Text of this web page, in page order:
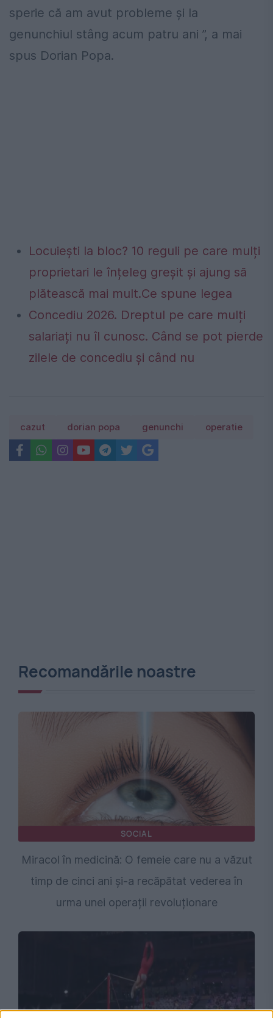
sperie că am avut probleme și la
genunchiul stâng acum patru ani ”, a mai
spus Dorian Popa.
Locuiești la bloc? 10 reguli pe care mulți
proprietari le înțeleg greșit și ajung să
plătească mai mult.Ce spune legea
Concediu 2026. Dreptul pe care mulți
salariați nu îl cunosc. Când se pot pierde
zilele de concediu și când nu
cazut dorian popa genunchi operatie
Recomandările noastre
SOCIAL
Miracol în medicină: O femeie care nu a văzut
timp de cinci ani și-a recăpătat vederea în
urma unei operații revoluționare